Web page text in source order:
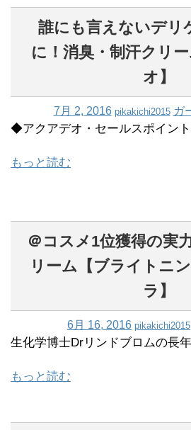
誰にも言えないデリ
に！消臭・制汗クリ
オ】
7月 2, 2016 pikakichi2015 ガ
◆アクアデオ・セールスポイン
もっと読む
＠コスメ1位獲得の実
リーム【ブライトニ
ラ】
6月 16, 2016 pikakichi2015
生化学博士Drリンドブロムの長
もっと読む